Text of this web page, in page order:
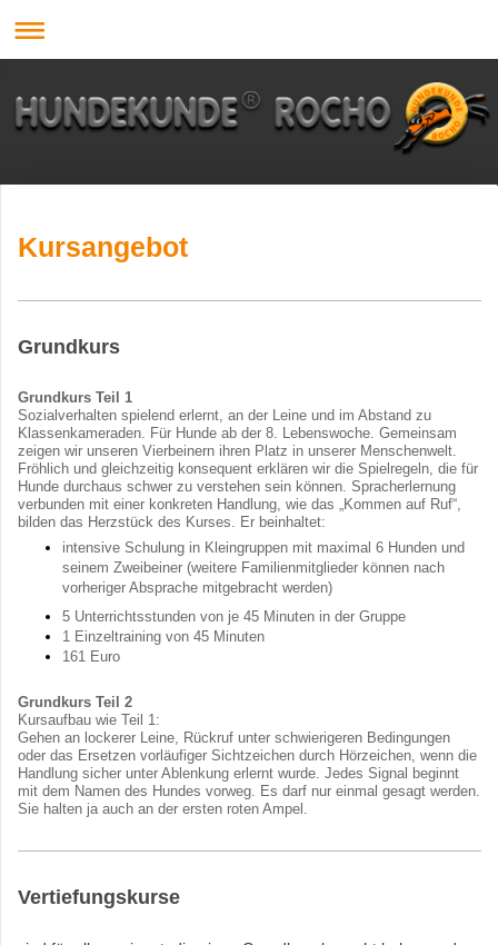
Kursangebot
Grundkurs
Grundkurs Teil 1
Sozialverhalten spielend erlernt, an der Leine und im Abstand zu
Klassenkameraden. Für Hunde ab der 8. Lebenswoche. Gemeinsam
zeigen wir unseren Vierbeinern ihren Platz in unserer Menschenwelt.
Fröhlich und gleichzeitig konsequent erklären wir die Spielregeln, die für
Hunde durchaus schwer zu verstehen sein können. Spracherlernung
verbunden mit einer konkreten Handlung, wie das „Kommen auf Ruf“,
bilden das Herzstück des Kurses. Er beinhaltet:
intensive Schulung in Kleingruppen mit maximal 6 Hunden und
seinem Zweibeiner (weitere Familienmitglieder können nach
vorheriger Absprache mitgebracht werden)
5 Unterrichtsstunden von je 45 Minuten in der Gruppe
1 Einzeltraining von 45 Minuten
161 Euro
Grundkurs Teil 2
Kursaufbau wie Teil 1:
Gehen an lockerer Leine, Rückruf unter schwierigeren Bedingungen
oder das Ersetzen vorläufiger Sichtzeichen durch Hörzeichen, wenn die
Handlung sicher unter Ablenkung erlernt wurde. Jedes Signal beginnt
mit dem Namen des Hundes vorweg. Es darf nur einmal gesagt werden.
Sie halten ja auch an der ersten roten Ampel.
Vertiefungskurse